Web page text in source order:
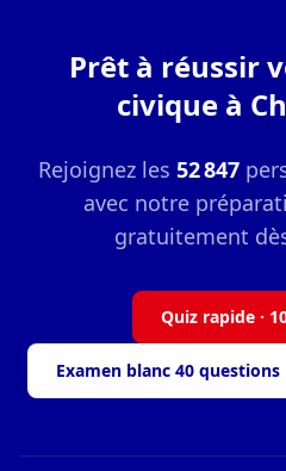
Prêt à réussir
civique à
Rejoignez les 52 847
avec notre
gratuitement
Quiz rapide ·
Examen blanc 40 questions